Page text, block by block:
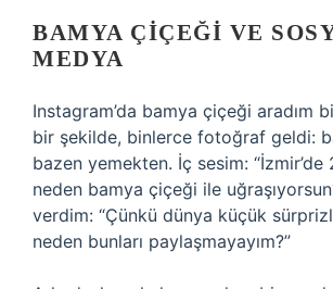
BAMYA ÇIÇEĞI VE
MEDYA
Instagram’da bamya çiçeği aradım
bir şekilde, binlerce fotoğraf geldi:
bazen yemekten. İç sesim: “İzmir’de
neden bamya çiçeği ile
verdim: “Çünkü dünya küçük
neden bunları paylaşmayayım?”